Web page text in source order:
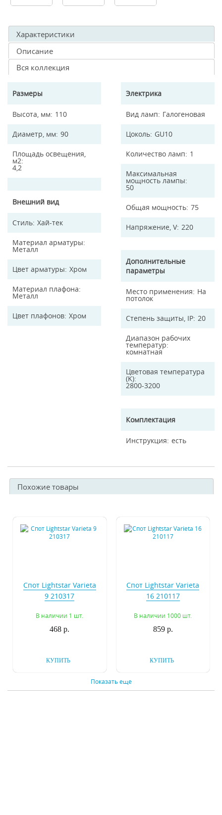
Характеристики
Описание
Вся коллекция
Размеры
Высота, мм 110
Диаметр, мм 90
Площадь освещения,
м2
4,2
Внешний вид
Стиль Хай-тек
Материал арматуры
Металл
Цвет арматуры Хром
Материал плафона
Металл
Цвет плафонов Хром
Электрика
Вид ламп Галогеновая
Цоколь GU10
Количество ламп 1
Максимальная
мощность лампы
50
Общая мощность 75
Напряжение, V 220
Дополнительные
параметры
Место применения На
потолок
Степень защиты, IP 20
Диапазон рабочих
температур
комнатная
Цветовая температура
(K)
2800-3200
Комплектация
Инструкция есть
Похожие товары
Спот Lightstar Varieta
9 210317
В наличии 1 шт.
468 р.
КУПИТЬ
Спот Lightstar Varieta
16 210117
В наличии 1000 шт.
859 р.
КУПИТЬ
Показать еще